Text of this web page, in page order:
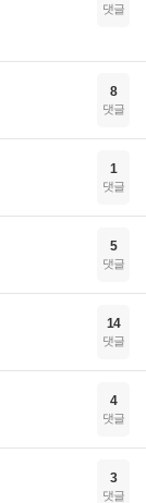
댓글
8
댓글
1
댓글
5
댓글
14
댓글
4
댓글
3
댓글